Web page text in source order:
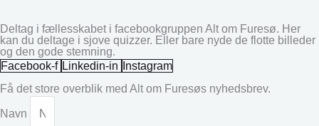
Deltag i fællesskabet i facebookgruppen Alt om Furesø. Her
kan du deltage i sjove quizzer. Eller bare nyde de flotte billeder
og den gode stemning.
Facebook-f Linkedin-in
Instagram
Få det store overblik med Alt om Furesøs nyhedsbrev.
Navn